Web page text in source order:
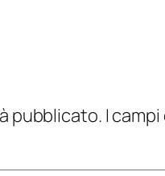
pubblicato. I